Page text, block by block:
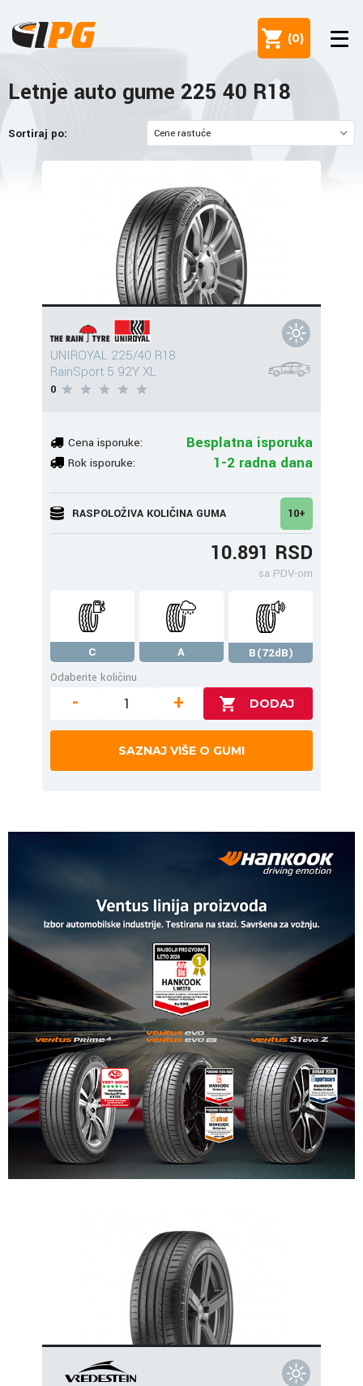
(0)
Letnje auto gume 225 40 R18
Sortiraj po:
UNIROYAL 225/40 R18
RainSport 5 92Y XL
0
Cena isporuke: Besplatna isporuka
Rok isporuke: 1-2 radna dana
RASPOLOŽIVA KOLIČINA GUMA 10+
10.891 RSD
sa PDV-om
C A
B(72dB)
Odaberite količinu
- +
SAZNAJ VIŠE O GUMI